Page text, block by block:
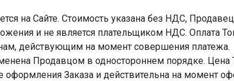
на Сайте. Стоимость указана без НДС,
и не является плательщиком НДС. Оплата
действующим на момент совершения платежа.
Продавцом в одностороннем порядке. Цена
оформления Заказа и действительна на момент